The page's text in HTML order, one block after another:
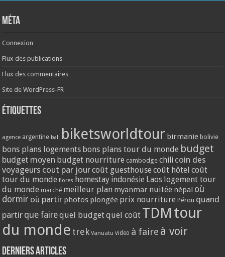
Méta
Connexion
Flux des publications
Flux des commentaires
Site de WordPress-FR
Étiquettes
agence argentine bali biketsworldtour birmanie bolivie
bons plans logements bons plans tour du monde budget
budget moyen budget nourriture cambodge chili coin des
voyageurs cout par jourcoût guesthouse coût hôtel coût
tour du monde flores homestay indonésie Laos logement tour
du monde marché meilleur plan myanmar nuitée népal où
dormir où partir photos plongée prix nourriture Pérou quand
partir que fairequel budgetquel coût TDM tour
du monde trek Vanuatu video à faire à voir
Derniers articles